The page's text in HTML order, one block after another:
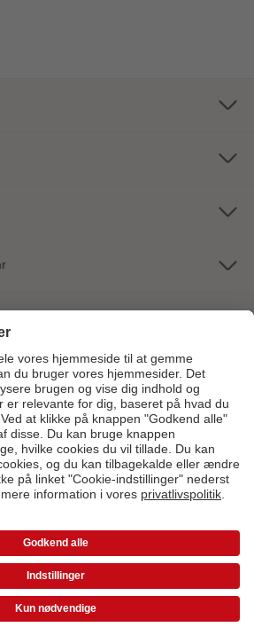
7801- Man-fre: 09:00-20:00 | Søn: 14:00-
(undtagen helligdage)